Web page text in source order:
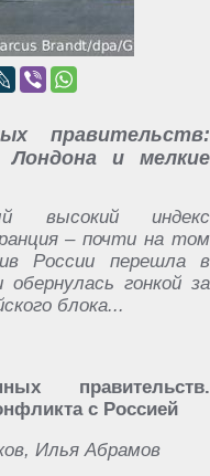
правительств:
и мелкие
высокий индекс
– почти на том
России перешла в
гонкой за
блока...
правительств.
с Россией
Илья Абрамов